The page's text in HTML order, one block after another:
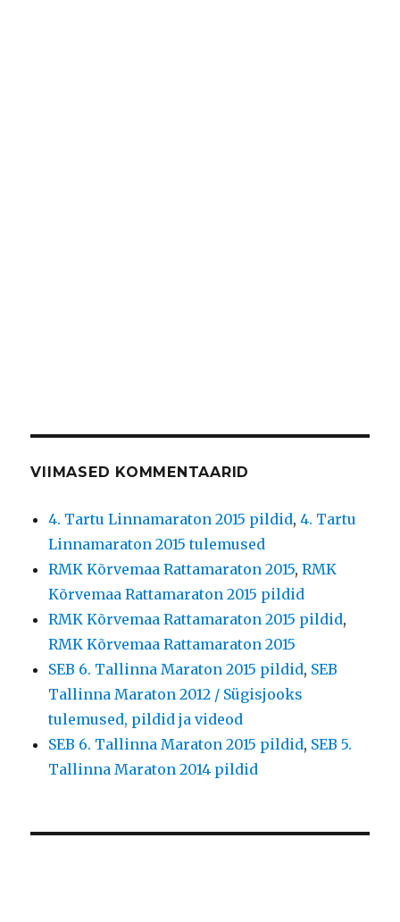
VIIMASED KOMMENTAARID
4. Tartu Linnamaraton 2015 pildid,4. Tartu
Linnamaraton 2015 tulemused
RMK Kõrvemaa Rattamaraton 2015,RMK
Kõrvemaa Rattamaraton 2015 pildid
RMK Kõrvemaa Rattamaraton 2015 pildid,
RMK Kõrvemaa Rattamaraton 2015
SEB 6. Tallinna Maraton 2015 pildid, SEB
Tallinna Maraton 2012 / Sügisjooks
tulemused, pildid ja videod
SEB 6. Tallinna Maraton 2015 pildid, SEB 5.
Tallinna Maraton 2014 pildid